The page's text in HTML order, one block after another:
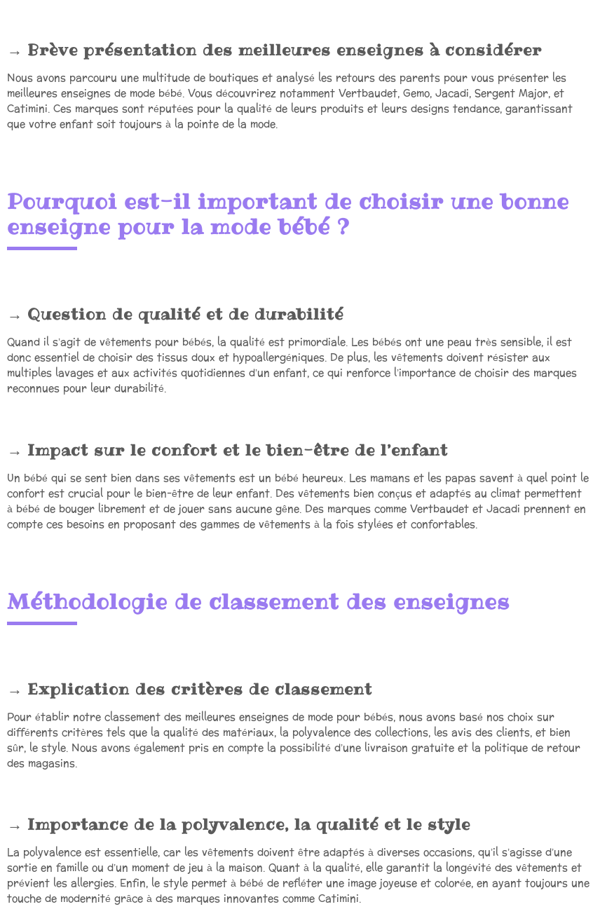
Brève présentation des meilleures enseignes à considérer
Nous avons parcouru une multitude de boutiques et analysé les retours des parents pour vous présenter les
meilleures enseignes de mode bébé. Vous découvrirez notamment Vertbaudet, Gemo, Jacadi, Sergent Major, et
Catimini. Ces marques sont réputées pour la qualité de leurs produits et leurs designs tendance, garantissant
que votre enfant soit toujours à la pointe de la mode.
Pourquoi est-il important de choisir une bonne
enseigne pour la mode bébé ?
Question de qualité et de durabilité
Quand il s’agit de vêtements pour bébés, la qualité est primordiale. Les bébés ont une peau très sensible, il est
donc essentiel de choisir des tissus doux et hypoallergéniques. De plus, les vêtements doivent résister aux
multiples lavages et aux activités quotidiennes d’un enfant, ce qui renforce l’importance de choisir des marques
reconnues pour leur durabilité.
Impact sur le confort et le bien-être de l’enfant
Un bébé qui se sent bien dans ses vêtements est un bébé heureux. Les mamans et les papas savent à quel point le
confort est crucial pour le bien-être de leur enfant. Des vêtements bien conçus et adaptés au climat permettent
à bébé de bouger librement et de jouer sans aucune gêne. Des marques comme Vertbaudet et Jacadi prennent en
compte ces besoins en proposant des gammes de vêtements à la fois stylées et confortables.
Méthodologie de classement des enseignes
Explication des critères de classement
Pour établir notre classement des meilleures enseignes de mode pour bébés, nous avons basé nos choix sur
différents critères tels que la qualité des matériaux, la polyvalence des collections, les avis des clients, et bien
sûr, le style. Nous avons également pris en compte la possibilité d’une livraison gratuite et la politique de retour
des magasins.
Importance de la polyvalence, la qualité et le style
La polyvalence est essentielle, car les vêtements doivent être adaptés à diverses occasions, qu’il s’agisse d’une
sortie en famille ou d’un moment de jeu à la maison. Quant à la qualité, elle garantit la longévité des vêtements et
prévient les allergies. Enfin, le style permet à bébé de refléter une image joyeuse et colorée, en ayant toujours une
touche de modernité grâce à des marques innovantes comme Catimini.